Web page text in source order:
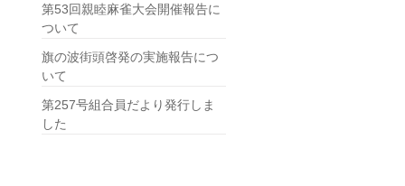
第53回親睦麻雀大会開催報告に
ついて
旗の波街頭啓発の実施報告につ
いて
第257号組合員だより発行しま
した